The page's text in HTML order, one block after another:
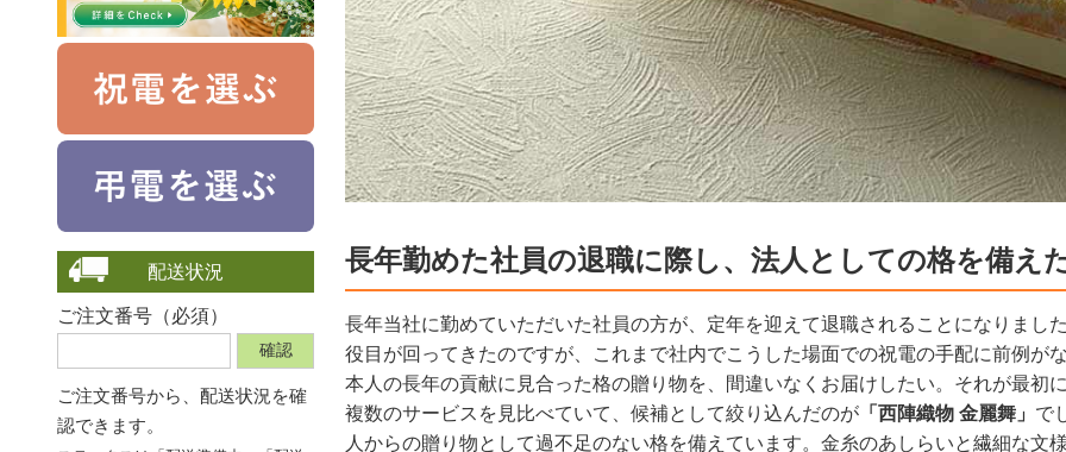
配送状況
ご注文番号（必須）
ご注文番号から、 配送状況を確
認できます。
長年勤めた社員の退職に際し、法人としての格を備え
長年当社に勤めていただいた社員の方が、定年を迎えて退職されることになりまし
役目が回ってきたのですが、これまで社内でこうした場面での祝電の手配に前例が
本人の長年の貢献に見合った格の贈り物を、間違いなくお届けしたい。それが最初
複数のサービスを見比べていて、候補として絞り込んだのが 「西陣織物 金麗舞」 で
人からの贈り物として過不足のない格を備えています。金糸のあしらいと繊細な文